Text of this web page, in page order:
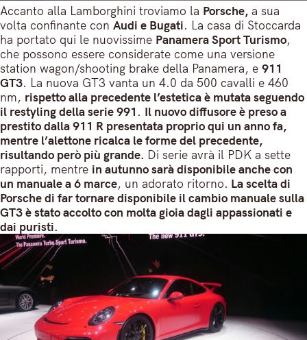
Accanto alla Lamborghini troviamo la Porsche, a sua
volta confinante con Audi e Bugati. La casa di Stoccarda
ha portato qui le nuovissime Panamera Sport Turismo,
che possono essere considerate come una versione
station wagon/shooting brake della Panamera, e 911
GT3. La nuova GT3 vanta un 4.0 da 500 cavalli e 460
nm, rispetto alla precedente l’estetica è mutata seguendo
il restyling della serie 991 . Il nuovo diffusore è preso a
prestito dalla 911 R presentata proprio qui un anno fa,
mentre l’alettone ricalca le forme del precedente,
risultando però più grande. Di serie avrà il PDK a sette
rapporti, mentre in autunno sarà disponibile anche con
un manuale a 6 marce, un adorato ritorno. La scelta di
Porsche di far tornare disponibile il cambio manuale sulla
GT3 è stato accolto con molta gioia dagli appassionati e
dai puristi.